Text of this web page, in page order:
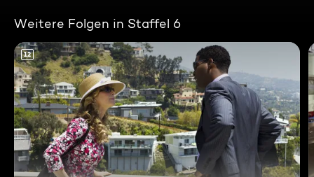
Weitere Folgen in Staffel 6
12